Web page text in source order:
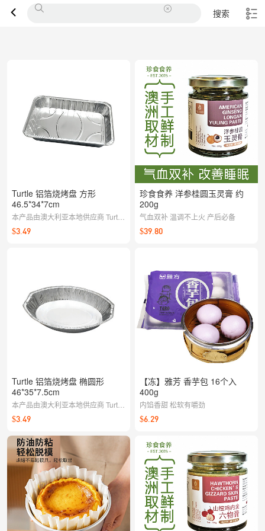
搜索
Turtle 铝箔烧烤盘 方形
46.5*34*7cm
本产品由澳大利亚本地供应商 Turtle
供货。如遇产品质量问题，请联系客
服，我们将及时与供应商沟通处理。
$3.49
Turtle 铝箔烧烤盘 椭圆形
46*35*7.5cm
本产品由澳大利亚本地供应商 Turtle
供货。如遇产品质量问题，请联系客
服，我们将及时与供应商沟通处理。
$3.49
珍食食养 洋参桂圆玉灵膏 约
200g
气血双补 温调不上火 产后必备
$39.80
【冻】雅芳 香芋包 16个入
400g
内馅香甜 松软有嚼劲
$6.29